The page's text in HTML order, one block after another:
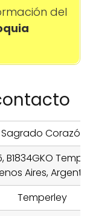
del
Corazón
B1834GKO
Aires,
Temperley